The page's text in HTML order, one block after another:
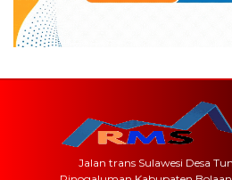
Jalan trans Sulawesi Desa